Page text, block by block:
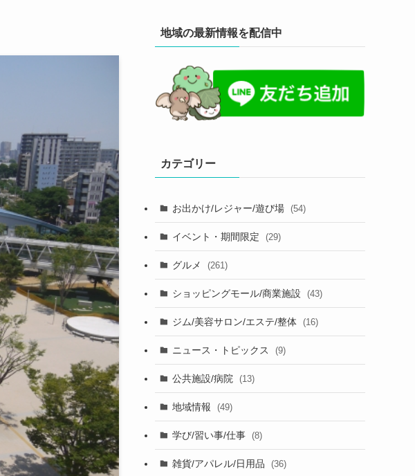
地域の最新情報を配信中
カテゴリー
お出かけ/レジャー/遊び場 (54)
イベント・期間限定 (29)
グルメ (261)
ショッピングモール/商業施設 (43)
ジム/美容サロン/エステ/整体 (16)
ニュース・トピックス (9)
公共施設/病院 (13)
地域情報 (49)
学び/習い事/仕事 (8)
雑貨/アパレル/日用品 (36)